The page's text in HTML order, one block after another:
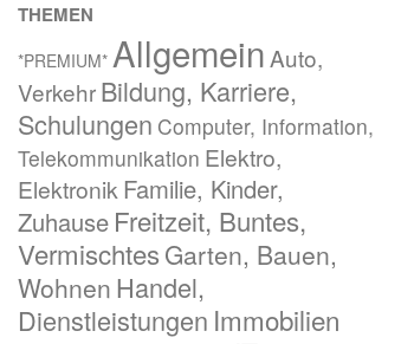
THEMEN
*PREMIUM* Allgemein Auto,
VerkehrBildung, Karriere,
Schulungen Computer, Information,
Telekommunikation Elektro,
Elektronik Familie, Kinder,
Zuhause Freitzeit, Buntes,
Vermischtes Garten, Bauen,
Wohnen Handel,
Dienstleistungen Immobilien